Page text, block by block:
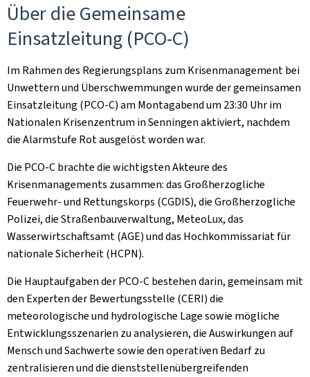
Über die Gemeinsame
Einsatzleitung (PCO-C)
Im Rahmen des Regierungsplans zum Krisenmanagement bei
Unwettern und Überschwemmungen wurde der gemeinsamen
Einsatzleitung (PCO-C) am Montagabend um 23:30 Uhr im
Nationalen Krisenzentrum in Senningen aktiviert, nachdem
die Alarmstufe Rot ausgelöst worden war.
Die PCO-C brachte die wichtigsten Akteure des
Krisenmanagements zusammen: das Großherzogliche
Feuerwehr- und Rettungskorps (CGDIS), die Großherzogliche
Polizei, die Straßenbauverwaltung, MeteoLux, das
Wasserwirtschaftsamt (AGE) und das Hochkommissariat für
nationale Sicherheit (HCPN).
Die Hauptaufgaben der PCO-C bestehen darin, gemeinsam mit
den Experten der Bewertungsstelle (CERI) die
meteorologische und hydrologische Lage sowie mögliche
Entwicklungsszenarien zu analysieren, die Auswirkungen auf
Mensch und Sachwerte sowie den operativen Bedarf zu
zentralisieren und die dienststellenübergreifenden